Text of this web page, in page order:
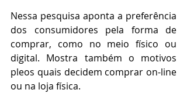
Nessa pesquisa aponta a preferência
dos consumidores pela forma de
comprar, como no meio físico ou
digital. Mostra também o motivos
pleos quais decidem comprar on-line
ou na loja física.